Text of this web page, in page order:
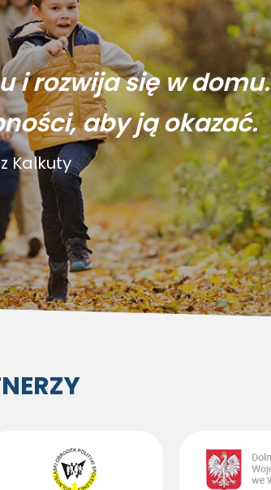
i rozwija się w domu.
aby ją okazać.
Kalkuty